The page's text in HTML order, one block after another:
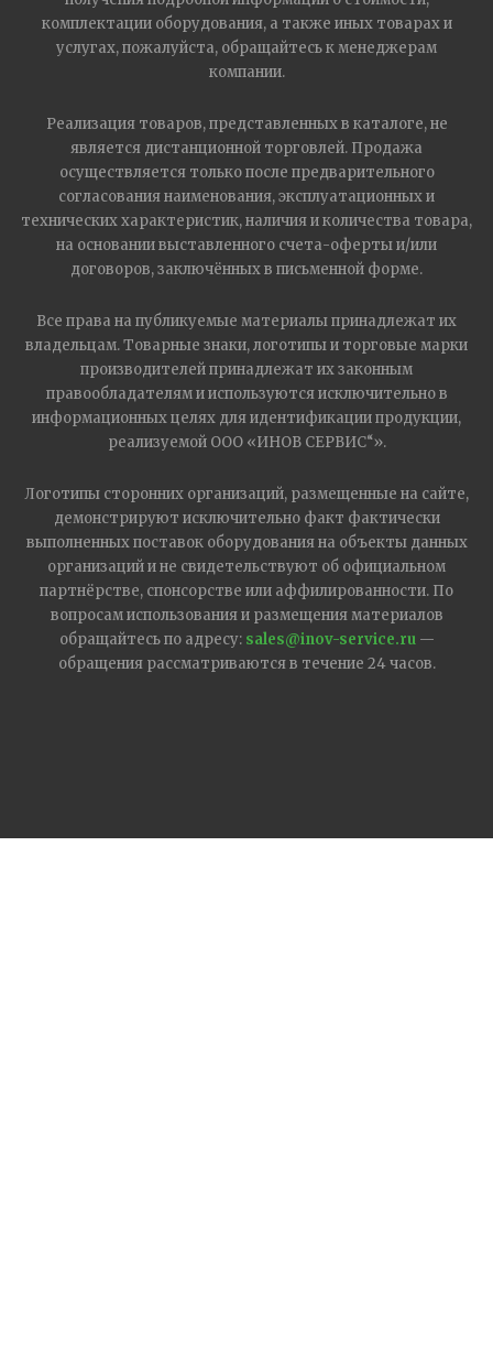
комплектации оборудования, а также иных товарах и
услугах, пожалуйста, обращайтесь к менеджерам
компании.
Реализация товаров, представленных в каталоге, не
является дистанционной торговлей. Продажа
осуществляется только после предварительного
согласования наименования, эксплуатационных и
технических характеристик, наличия и количества товара,
на основании выставленного счета-оферты и/или
договоров, заключённых в письменной форме.
Все права на публикуемые материалы принадлежат их
владельцам. Товарные знаки, логотипы и торговые марки
производителей принадлежат их законным
правообладателям и используются исключительно в
информационных целях для идентификации продукции,
реализуемой ООО «ИНОВ СЕРВИС“».
Логотипы сторонних организаций, размещенные на сайте,
демонстрируют исключительно факт фактически
выполненных поставок оборудования на объекты данных
организаций и не свидетельствуют об официальном
партнёрстве, спонсорстве или аффилированности. По
вопросам использования и размещения материалов
обращайтесь по адресу: sales@inov-service.ru—
обращения рассматриваются в течение 24 часов.